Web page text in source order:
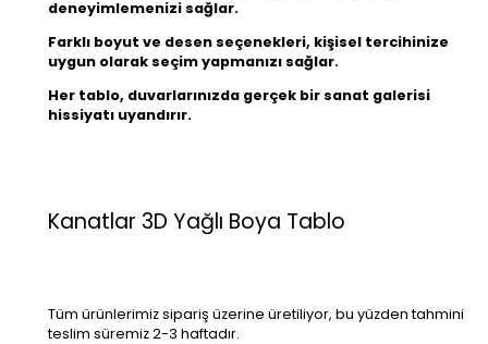
deneyimlemenizi sağlar.
Farklı boyut ve desen seçenekleri, kişisel tercihinize
uygun olarak seçim yapmanızı sağlar.
Her tablo, duvarlarınızda gerçek bir sanat galerisi
hissiyatı uyandırır.
Kanatlar 3D Yağlı Boya Tablo
Tüm ürünlerimiz sipariş üzerine üretiliyor, bu yüzden tahmini
teslim süremiz 2-3 haftadır.